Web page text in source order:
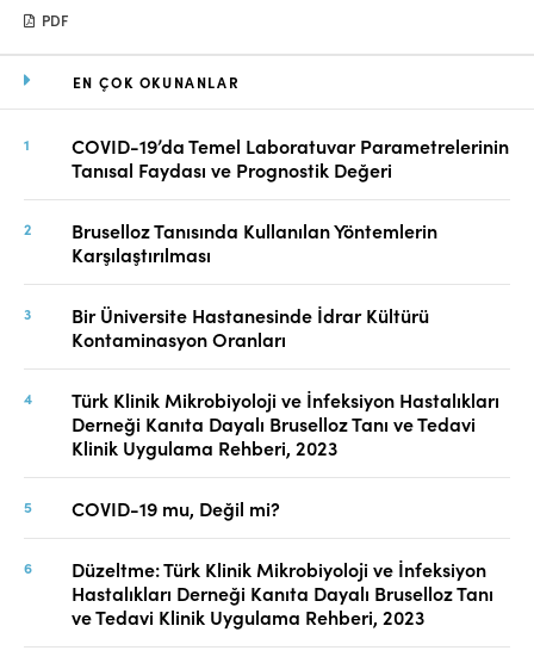
EN ÇOK OKUNANLAR
COVID-19’da Temel Laboratuvar Parametrelerinin
Tanısal Faydası ve Prognostik Değeri
Bruselloz Tanısında Kullanılan Yöntemlerin
Karşılaştırılması
Bir Üniversite Hastanesinde İdrar Kültürü
Kontaminasyon Oranları
Türk Klinik Mikrobiyoloji ve İnfeksiyon Hastalıkları
Derneği Kanıta Dayalı Bruselloz Tanı ve Tedavi
Klinik Uygulama Rehberi, 2023
COVID-19 mu, Değil mi?
Düzeltme: Türk Klinik Mikrobiyoloji ve İnfeksiyon
Hastalıkları Derneği Kanıta Dayalı Bruselloz Tanı
ve Tedavi Klinik Uygulama Rehberi, 2023
PDF